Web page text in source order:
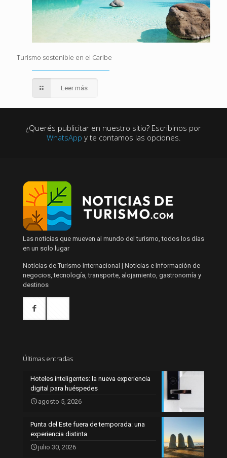
Turismo sostenible en el Caribe
Leer más
¿Querés publicitar en nuestro sitio? Escribinos por
WhatsApp y te contamos las opciones.
Las noticias que mueven al mundo del turismo, todos los días
en un solo lugar
Noticias de Turismo Internacional | Noticias e Información de
negocios, tecnología, transporte, alojamiento, gastronomía y
destinos
Últimas entradas
Hoteles inteligentes: la nueva experiencia
digital para huéspedes
agosto 5, 2026
Punta del Este fuera de temporada: una
experiencia distinta
julio 30, 2026